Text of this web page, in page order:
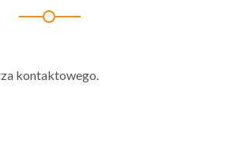
kontaktowego.